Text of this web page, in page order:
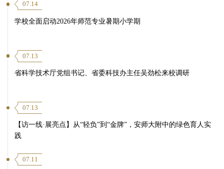
07.14
学校全面启动2026年师范专业暑期小学期
07.13
省科学技术厅党组书记、省委科技办主任吴劲松来校调研
07.13
【访一线·展亮点】从“轻负”到“金牌”，安师大附中的绿色育人实
践
07.11